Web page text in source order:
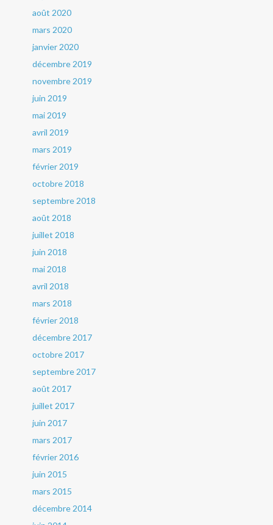
août 2020
mars 2020
janvier 2020
décembre 2019
novembre 2019
juin 2019
mai 2019
avril 2019
mars 2019
février 2019
octobre 2018
septembre 2018
août 2018
juillet 2018
juin 2018
mai 2018
avril 2018
mars 2018
février 2018
décembre 2017
octobre 2017
septembre 2017
août 2017
juillet 2017
juin 2017
mars 2017
février 2016
juin 2015
mars 2015
décembre 2014